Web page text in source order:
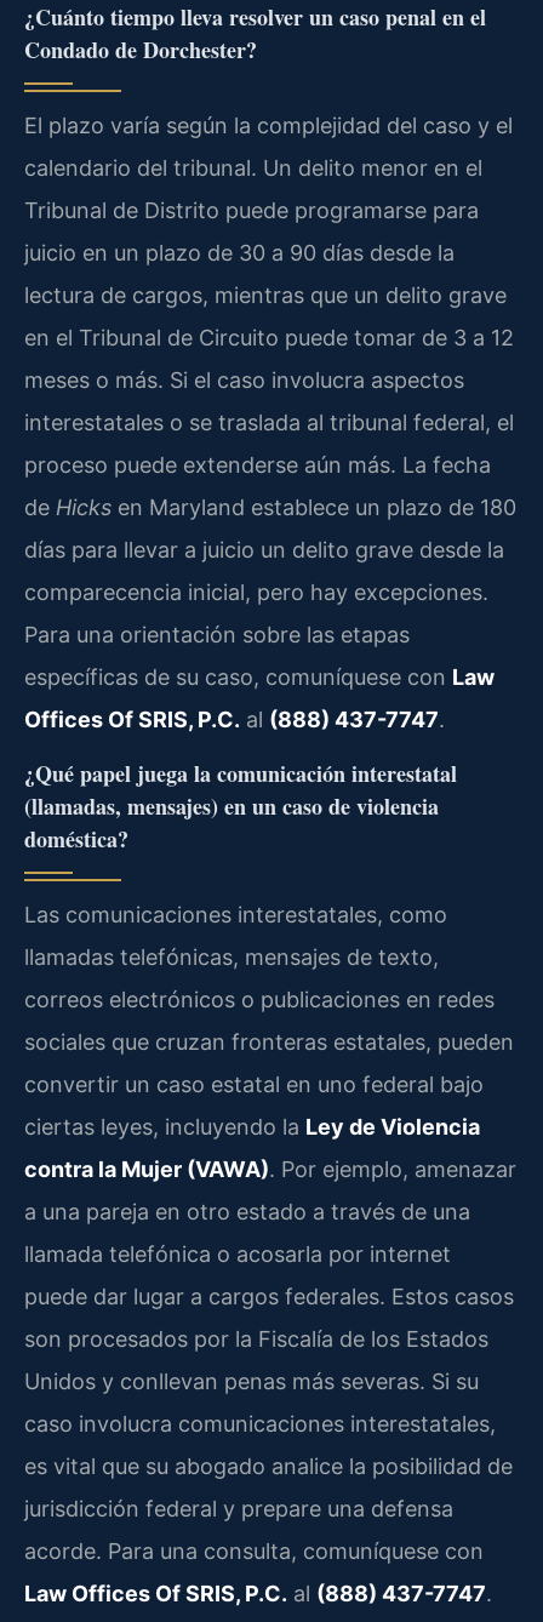
¿Cuánto tiempo lleva resolver un caso penal en el
Condado de Dorchester?
El plazo varía según la complejidad del caso y el
calendario del tribunal. Un delito menor en el
Tribunal de Distrito puede programarse para
juicio en un plazo de 30 a 90 días desde la
lectura de cargos, mientras que un delito grave
en el Tribunal de Circuito puede tomar de 3 a 12
meses o más. Si el caso involucra aspectos
interestatales o se traslada al tribunal federal, el
proceso puede extenderse aún más. La fecha
de Hicks en Maryland establece un plazo de 180
días para llevar a juicio un delito grave desde la
comparecencia inicial, pero hay excepciones.
Para una orientación sobre las etapas
específicas de su caso, comuníquese con Law
Offices Of SRIS, P.C. al (888) 437-7747.
¿Qué papel juega la comunicación interestatal
(llamadas, mensajes) en un caso de violencia
doméstica?
Las comunicaciones interestatales, como
llamadas telefónicas, mensajes de texto,
correos electrónicos o publicaciones en redes
sociales que cruzan fronteras estatales, pueden
convertir un caso estatal en uno federal bajo
ciertas leyes, incluyendo la Ley de Violencia
contra la Mujer (VAWA). Por ejemplo, amenazar
a una pareja en otro estado a través de una
llamada telefónica o acosarla por internet
puede dar lugar a cargos federales. Estos casos
son procesados por la Fiscalía de los Estados
Unidos y conllevan penas más severas. Si su
caso involucra comunicaciones interestatales,
es vital que su abogado analice la posibilidad de
jurisdicción federal y prepare una defensa
acorde. Para una consulta, comuníquese con
Law Offices Of SRIS, P.C. al (888) 437-7747.